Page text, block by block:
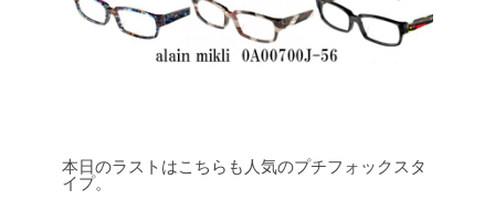
本日のラストはこちらも人気のプチフォックスタ
イプ。